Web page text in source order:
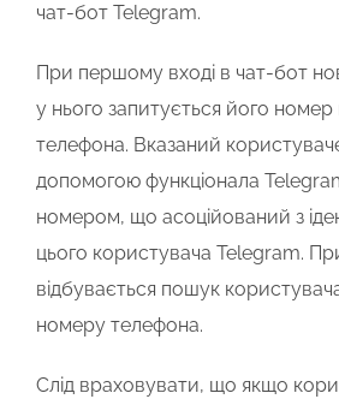
чат-бот Telegram.
При першому вході в чат-бот
у нього запитується його номер
телефона. Вказаний
допомогою функціонала
номером, що асоційований з
цього користувача Telegram.
відбувається пошук
номеру телефона.
Слід враховувати, що якщо